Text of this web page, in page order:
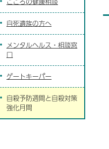
自死遺族の方へ
メンタルヘルス・相談窓
口
ゲートキーパー
自殺予防週間と自殺対策
強化月間